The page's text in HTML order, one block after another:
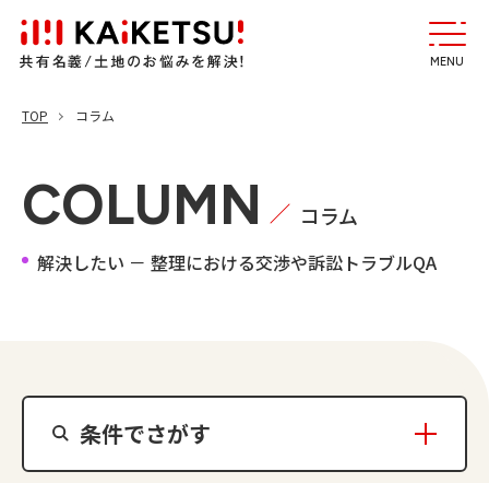
MENU
TOP コラム
COLUMN コラム
解決したい － 整理における交渉や訴訟トラブルQA
条件でさがす